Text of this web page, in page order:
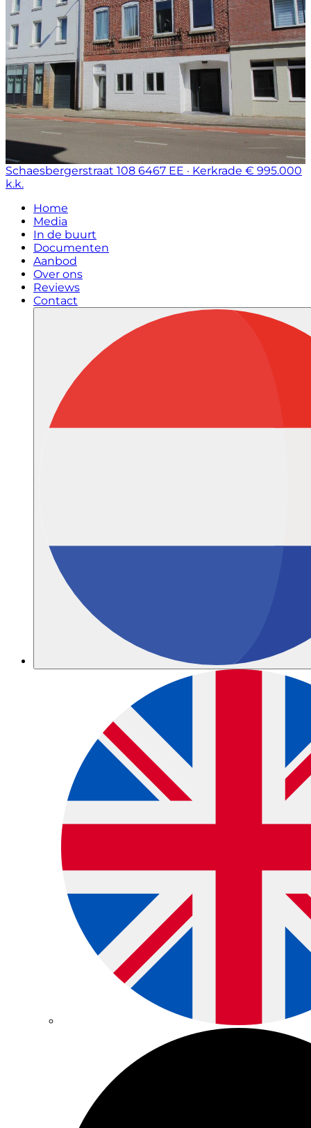
Schaesbergerstraat 108 6467 EE · Kerkrade € 995.000
k.k.
Home
Media
In de buurt
Documenten
Aanbod
Over ons
Reviews
Contact